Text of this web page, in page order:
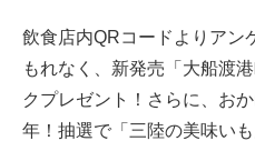
飲食店内QRコードよりアン
もれなく、新発売「大船渡
クプレゼント！さらに、お
年！抽選で「三陸の美味い